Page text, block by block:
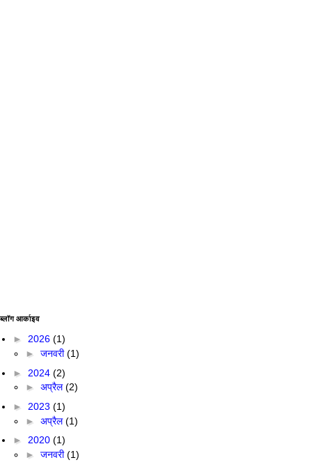
ब्लॉग आर्काइव
► 2026 (1)
► जनवरी(1)
► 2024 (2)
► अप्रैल(2)
► 2023 (1)
► अप्रैल(1)
► 2020 (1)
► जनवरी(1)